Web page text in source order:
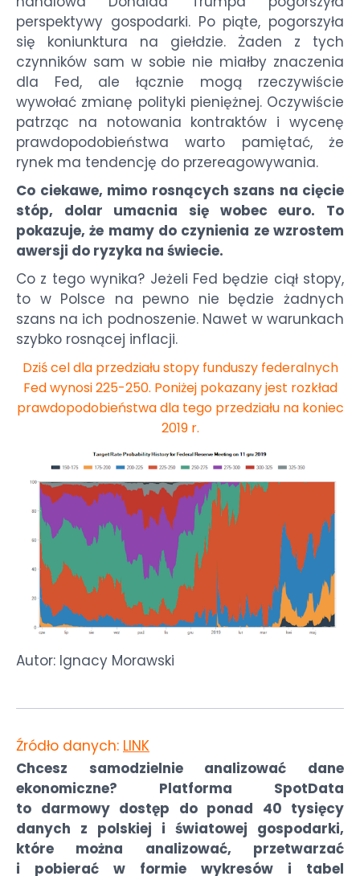
perspektywy gospodarki. Po piąte, pogorszyła
się koniunktura na giełdzie. Żaden z tych
czynników sam w sobie nie miałby znaczenia
dla Fed, ale łącznie mogą rzeczywiście
wywołać zmianę polityki pieniężnej. Oczywiście
patrząc na notowania kontraktów i wycenę
prawdopodobieństwa warto pamiętać, że
rynek ma tendencję do przereagowywania.
Co ciekawe, mimo rosnących szans na cięcie
stóp, dolar umacnia się wobec euro. To
pokazuje, że mamy do czynienia ze wzrostem
awersji do ryzyka na świecie.
Co z tego wynika? Jeżeli Fed będzie ciął stopy,
to w Polsce na pewno nie będzie żadnych
szans na ich podnoszenie. Nawet w warunkach
szybko rosnącej inflacji.
Dziś cel dla przedziału stopy funduszy federalnych
Fed wynosi 225-250. Poniżej pokazany jest rozkład
prawdopodobieństwa dla tego przedziału na koniec
2019 r.
Autor: Ignacy Morawski
Źródło danych: LINK
Chcesz samodzielnie analizować dane
ekonomiczne? Platforma SpotData
to darmowy dostęp do ponad 40 tysięcy
danych z polskiej i światowej gospodarki,
które można analizować, przetwarzać
i pobierać w formie wykresów i tabel